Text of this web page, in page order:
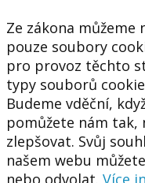
Ze zákona můžeme
pouze soubory
pro provoz těchto
typy souborů
Budeme vděční,
pomůžete nám tak,
zlepšovat. Svůj
našem webu
nebo odvolat. Více